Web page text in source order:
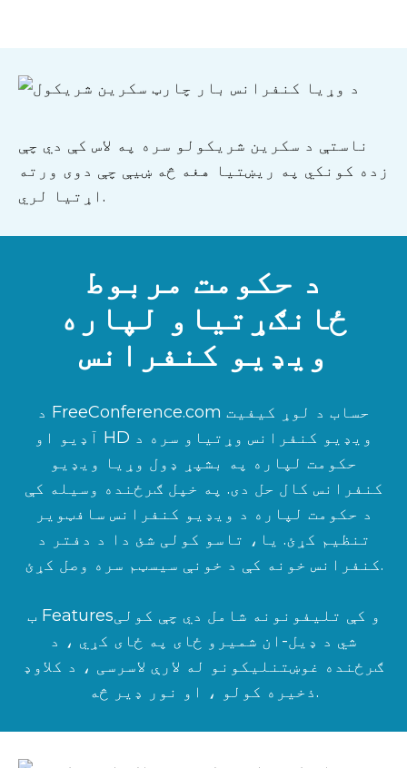
ناستې د سکرین شریکولو سره په لاس کې دي چې
زده کونکي په ریښتیا هغه څه ښیې چې دوی ورته
اړتیا لري.
د حکومت مربوط
ځانګړتیاو لپاره
ویډیو کنفرانس
د FreeConference.com حساب د لوړ کیفیت
آډیو او HD ویډیو کنفرانس وړتیاو سره د
حکومت لپاره په بشپړ ډول وړیا ویډیو
کنفرانس کال حل دی. په خپل ګرځنده وسیله کې
د حکومت لپاره د ویډیو کنفرانس سافټویر
تنظیم کړئ. یا، تاسو کولی شئ دا د دفتر د
کنفرانس خونه کې د خونې سیسټم سره وصل کړئ.
ب Featuresو کې تلیفونونه شامل دي چې کولی
شي د ډیل-ان شمیرو ځای په ځای کړي ، د
ګرځنده غوښتنلیکونو له لارې لاسرسی ، د کلاوډ
ذخیره کولو ، او نور ډیر څه.